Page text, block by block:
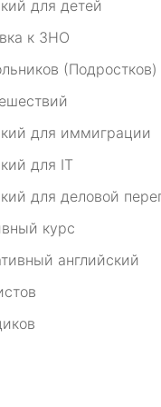
для детей
к ЗНО
(Подростков)
для иммиграции
для IT
для деловой
курс
английский